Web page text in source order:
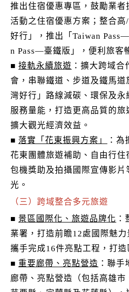
推出住宿優惠專區，鼓勵業者
活動之住宿優惠方案；整合
好行」，推出「Taiwan
n Pass—臺鐵版」，便利旅客
■接軌永續旅遊 ：擴大跨域
會，串聯鐵道、步道及鐵馬道
灣好行」路線減碳、環保及永
服務量能，打造更高品質的旅
擴大觀光經濟效益。
■ 落實「花東振興方案」
：
花東團體旅遊補助、自由行住
包機獎助及拍攝國際宣傳影片
光。
（三）跨域整合多元旅遊
■ 景區國際化、旅遊品牌化
業署，打造前瞻12處國際魅
攜手完成16件亮點工程，打造
■ 重要廊帶、亮點營造 ：聯
廊帶、亮點營造（包括高雄市